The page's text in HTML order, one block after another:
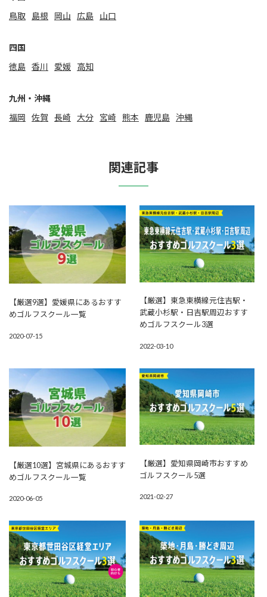
鳥取
島根 岡山 広島 山口
四国
徳島 香川 愛媛 高知
九州・沖縄
福岡
佐賀 ⻑崎 大分 宮崎 熊本 鹿児島 沖縄
関連記事
【厳選9選】愛媛県にあるおすす
めゴルフスクール一覧
2020-07-15
【厳選】東急東横線元住吉駅・
武蔵小杉駅・日吉駅周辺おすす
めゴルフスクール3選
2022-03-10
【厳選10選】宮城県にあるおすす
めゴルフスクール一覧
2020-06-05
【厳選】愛知県岡崎市おすすめ
ゴルフスクール5選
2021-02-27